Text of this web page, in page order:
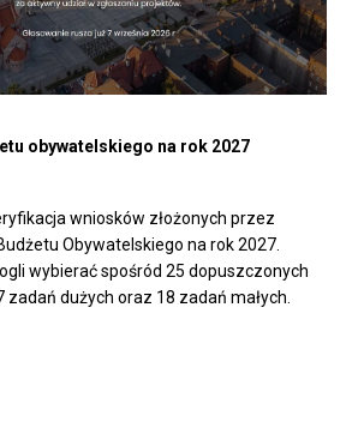
obywatelskiego na rok 2027
wniosków złożonych przez
Obywatelskiego na rok 2027.
wybierać spośród 25 dopuszczonych
dużych oraz 18 zadań małych.